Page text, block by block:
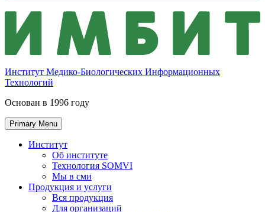
Институт Медико-Биологических Информационных
Технологий
Основан в 1996 году
Primary Menu
Институт
Об институте
Технология SOMVI
Мы в сми
Продукция и услуги
Вся продукция
Для организаций